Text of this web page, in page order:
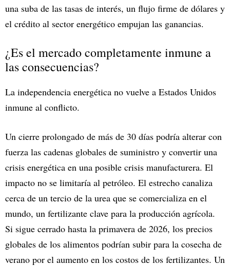
una suba de las tasas de interés, un flujo firme de dólares y
el crédito al sector energético empujan las ganancias.
¿Es el mercado completamente inmune a
las consecuencias?
La independencia energética no vuelve a Estados Unidos
inmune al conflicto.
Un cierre prolongado de más de 30 días podría alterar con
fuerza las cadenas globales de suministro y convertir una
crisis energética en una posible crisis manufacturera. El
impacto no se limitaría al petróleo. El estrecho canaliza
cerca de un tercio de la urea que se comercializa en el
mundo, un fertilizante clave para la producción agrícola.
Si sigue cerrado hasta la primavera de 2026, los precios
globales de los alimentos podrían subir para la cosecha de
verano por el aumento en los costos de los fertilizantes. Un